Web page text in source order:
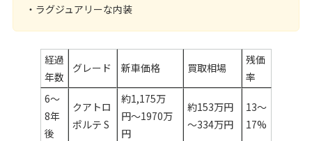
・ラグジュアリーな内装
経過
年数
グレード 新車価格 買取相場
残価
率
6～
8年
後
クアトロ
ポルテ S
約1,175万
円〜1970万
円
約153万円
～334万円
13〜
17%